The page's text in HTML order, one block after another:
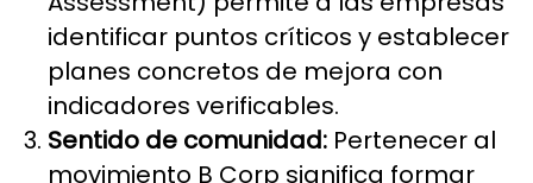
identificar puntos críticos y establecer
planes concretos de mejora con
indicadores verificables.
Sentido de comunidad: Pertenecer al
movimiento B Corp significa formar